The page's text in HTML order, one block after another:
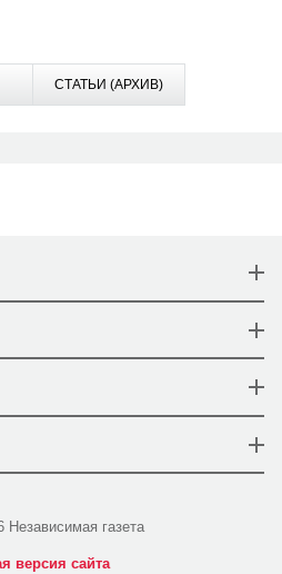
СТАТЬИ (АРХИВ)
Независимая газета
версия сайта